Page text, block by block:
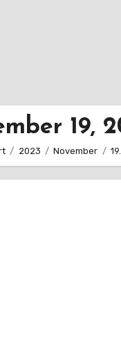
19,
2023 November 19.